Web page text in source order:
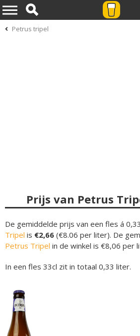
Petrus tripel
Prijs van Petrus
De gemiddelde prijs van een fles á
Tripel is €2,66 (€8.06 per liter). De
Petrus Tripel in de winkel is €8,06 per
In een fles 33cl zit in totaal 0,33 liter.